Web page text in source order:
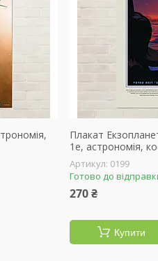
Плакат
1e, астрономія,
0199
Готово до
270 ₴
Купити